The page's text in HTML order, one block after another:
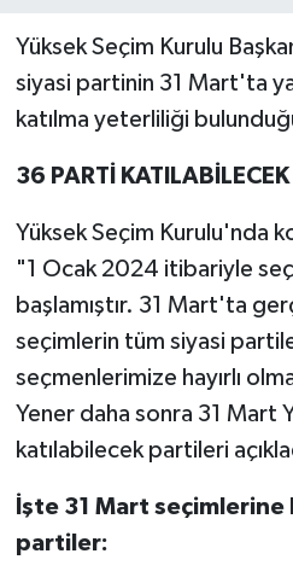
Yüksek Seçim Kurulu
siyasi partinin 31 Mart'ta
katılma yeterliliği
36 PARTİ KATILABİLECEK
Yüksek Seçim Kurulu'nda
"1 Ocak 2024 itibariyle
başlamıştır. 31 Mart'ta
seçimlerin tüm siyasi
seçmenlerimize hayırlı
Yener daha sonra 31 Mart
katılabilecek partileri
İşte 31 Mart seçimlerine
partiler:
YAŞAM